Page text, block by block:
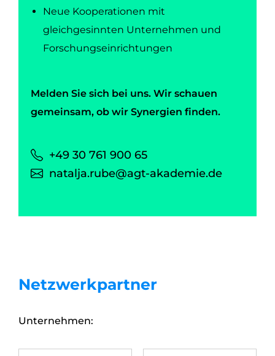
Neue Kooperationen mit
gleichgesinnten Unternehmen und
Forschungseinrichtungen
Melden Sie sich bei uns. Wir schauen
gemeinsam, ob wir Synergien finden.
+49 30 761 900 65
natalja.rube@agt-akademie.de
Netzwerkpartner
Unternehmen: